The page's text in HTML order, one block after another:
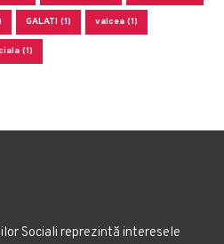
GALATI (1) valcea (1)
(1)
Sociali reprezintă interesele